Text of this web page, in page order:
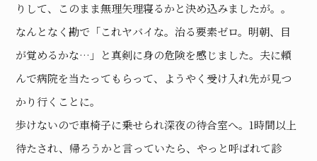
りして、このまま無理矢理寝るかと決め込みましたが。。
なんとなく勘で「これヤバイな。治る要素ゼロ。明朝、目
が覚めるかな…」と真剣に身の危険を感じました。夫に頼
んで病院を当たってもらって、ようやく受け入れ先が見つ
かり行くことに。
歩けないので車椅子に乗せられ深夜の待合室へ。1時間以上
待たされ、帰ろうかと言っていたら、やっと呼ばれて診